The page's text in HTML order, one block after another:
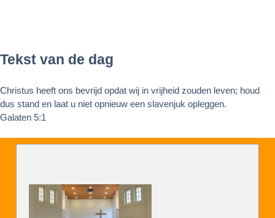
Tekst van de dag
Christus heeft ons bevrijd opdat wij in vrijheid zouden leven; houd
dus stand en laat u niet opnieuw een slavenjuk opleggen.
Galaten 5:1